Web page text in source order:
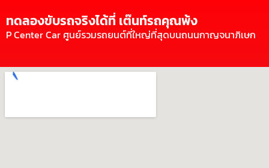
ทดลองขับรถจริงได้ที่ เต๊นท์รถคุณพ้ง
P Center Car ศูนย์รวมรถยนต์ที่ใหญ่ที่สุดบนถนนกาญจนาภิเษก